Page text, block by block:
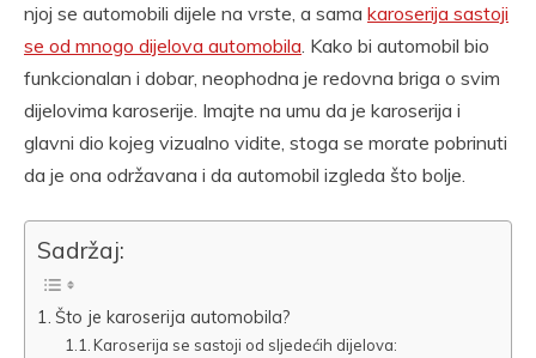
njoj se automobili dijele na vrste, a sama karoserija sastoji
se od mnogo dijelova automobila. Kako bi automobil bio
funkcionalan i dobar, neophodna je redovna briga o svim
dijelovima karoserije. Imajte na umu da je karoserija i
glavni dio kojeg vizualno vidite, stoga se morate pobrinuti
da je ona održavana i da automobil izgleda što bolje.
Sadržaj:
Što je karoserija automobila?
Karoserija se sastoji od sljedećih dijelova: